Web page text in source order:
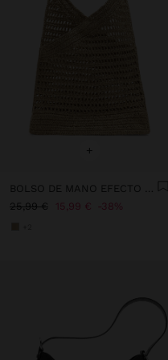
+
25,99 €
15,99 € 38%